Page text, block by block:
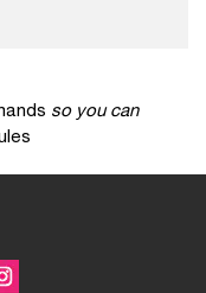
so you can